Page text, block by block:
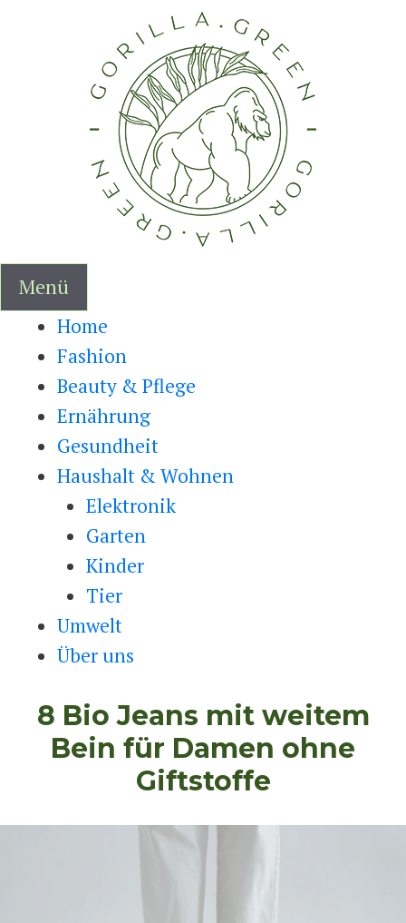
Menü
Home
Fashion
Beauty & Pflege
Ernährung
Gesundheit
Haushalt & Wohnen
Elektronik
Garten
Kinder
Tier
Umwelt
Über uns
8 Bio Jeans mit weitem
Bein für Damen ohne
Giftstoffe